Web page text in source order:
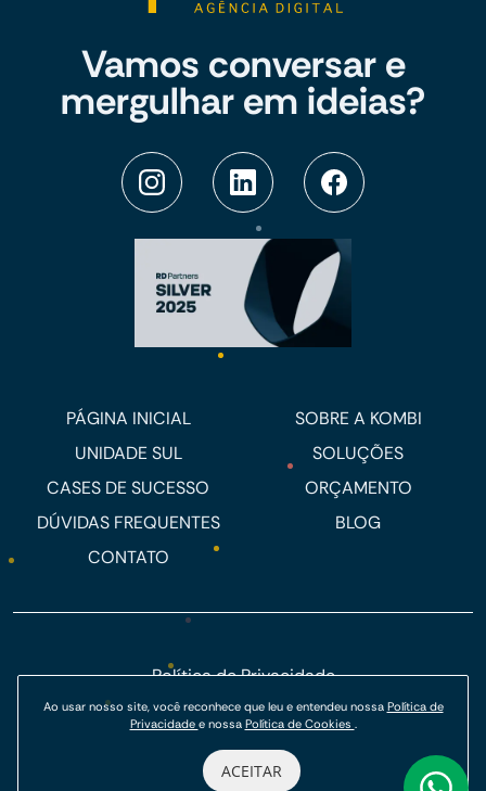
Vamos conversar e
mergulhar em ideias?
PÁGINA INICIAL
SOBRE A KOMBI
UNIDADE SUL
SOLUÇÕES
CASES DE SUCESSO
ORÇAMENTO
DÚVIDAS FREQUENTES
BLOG
CONTATO
Política de Privacidade
Política de Cookies
© Kombi Agência Digital 2026.
Ao usar nosso site, você reconhece que leu e entendeu nossa Política de
Privacidade e nossa Política de Cookies .
ACEITAR